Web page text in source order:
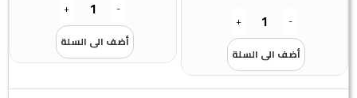
-
+
أضف الى السلة
-
+
أضف الى السلة